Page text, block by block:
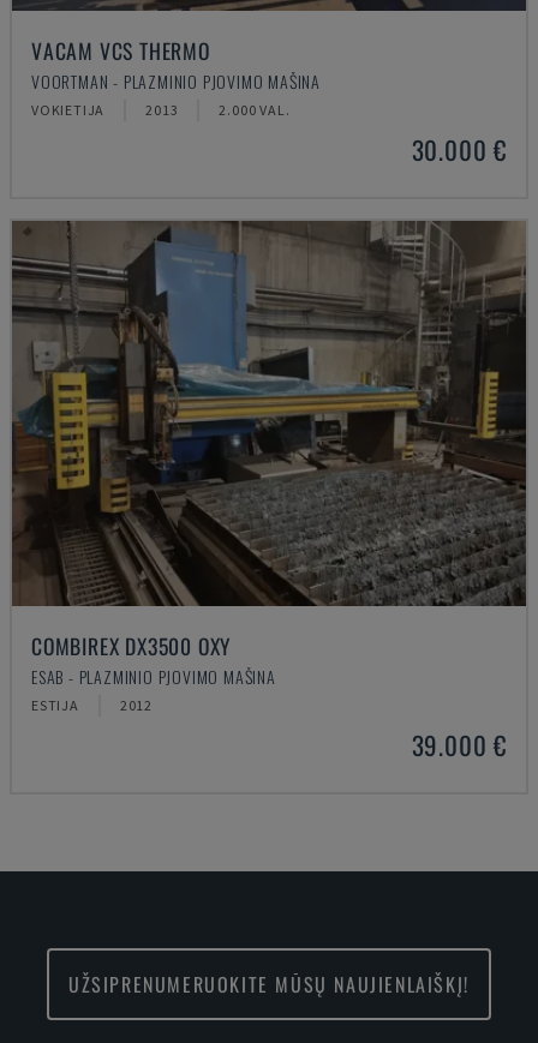
VACAM VCS THERMO
VOORTMAN - PLAZMINIO PJOVIMO MAŠINA
VOKIETIJA 2013 2.000 VAL.
30.000 €
COMBIREX DX3500 OXY
ESAB - PLAZMINIO PJOVIMO MAŠINA
ESTIJA 2012
39.000 €
UŽSIPRENUMERUOKITE MŪSŲ NAUJIENLAIŠKĮ!